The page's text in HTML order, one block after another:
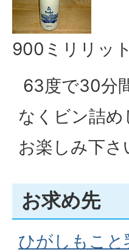
900ミリリッ
63度で30分
なくビン詰
お楽しみ下さ
お求め先
ひがしもこと